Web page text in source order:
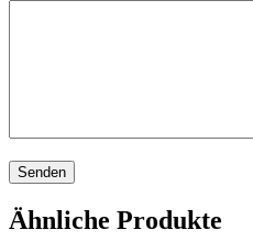
Ähnliche Produkte